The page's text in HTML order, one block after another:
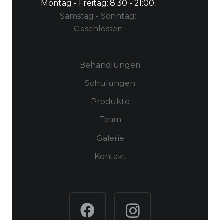
** Bestandteile natürlicher ätherischer Öle
Montag - Freitag: 8:30 - 21:00,
Samstag - Sonntag:
Geschlossen
Behandlungen
Schulungen
Produkte
Team
Galerie
Kontakt